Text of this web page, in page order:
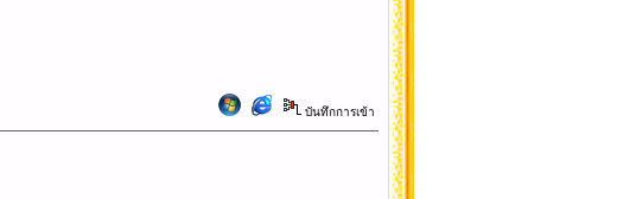
บันทึกการเข้า